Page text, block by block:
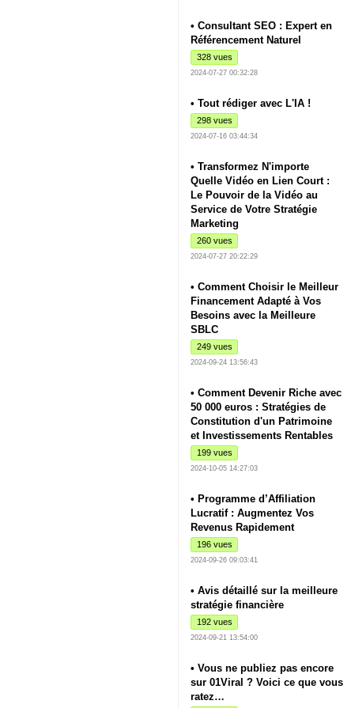
• Consultant SEO : Expert en
Référencement Naturel
328 vues
2024-07-27 00:32:28
• Tout rédiger avec L'IA !
298 vues
2024-07-16 03:44:34
• Transformez N'importe
Quelle Vidéo en Lien Court :
Le Pouvoir de la Vidéo au
Service de Votre Stratégie
Marketing
260 vues
2024-07-27 20:22:29
• Comment Choisir le Meilleur
Financement Adapté à Vos
Besoins avec la Meilleure
SBLC
249 vues
2024-09-24 13:56:43
• Comment Devenir Riche avec
50 000 euros : Stratégies de
Constitution d'un Patrimoine
et Investissements Rentables
199 vues
2024-10-05 14:27:03
• Programme d’Affiliation
Lucratif : Augmentez Vos
Revenus Rapidement
196 vues
2024-09-26 09:03:41
• Avis détaillé sur la meilleure
stratégie financière
192 vues
2024-09-21 13:54:00
• Vous ne publiez pas encore
sur 01Viral ? Voici ce que vous
ratez…